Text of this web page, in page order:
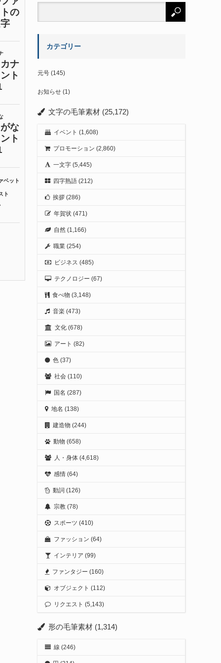
カテゴリー
元号 (145)
お知らせ (1)
文字の毛筆素材 (25,172)
イベント (1,608)
プロモーション (2,860)
一文字 (5,445)
四字熟語 (212)
挨拶 (286)
年賀状 (471)
自然 (1,166)
職業 (254)
ビジネス (485)
テクノロジー (67)
食べ物 (3,148)
音楽 (473)
文化 (678)
アート (82)
色 (37)
社会 (110)
国名 (287)
地名 (138)
建造物 (244)
動物 (658)
人・身体 (4,618)
感情 (64)
動詞 (126)
宗教 (78)
スポーツ (410)
ファッション (64)
インテリア (99)
ファンタジー (160)
オブジェクト (112)
リクエスト (5,143)
形の毛筆素材 (1,314)
線 (246)